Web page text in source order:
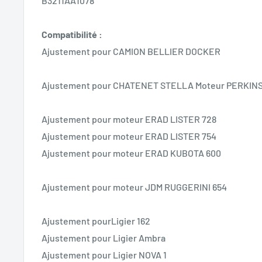
Compatibilité :
Ajustement pour CAMION BELLIER DOCKER
Ajustement pour CHATENET STELLA Moteur
Ajustement pour moteur ERAD LISTER 728
Ajustement pour moteur ERAD LISTER 754
Ajustement pour moteur ERAD KUBOTA 600
Ajustement pour moteur JDM RUGGERINI 654
Ajustement pourLigier 162
Ajustement pour Ligier Ambra
Ajustement pour Ligier NOVA 1